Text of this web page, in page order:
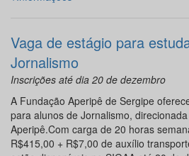
Vaga de estágio para
Jornalismo
Inscrições até dia 20 de dezembro
A Fundação Aperipê de Sergipe
para alunos de Jornalismo,
Aperipê.Com carga de 20 horas
R$415,00 + R$7,00 de auxílio